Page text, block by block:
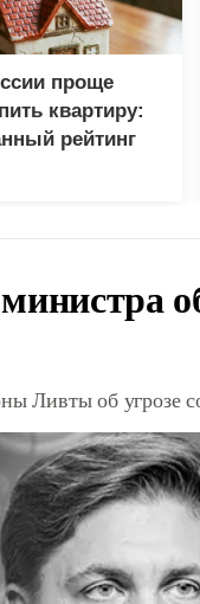
проще
квартиру:
рейтинг
Ливты об угрозе